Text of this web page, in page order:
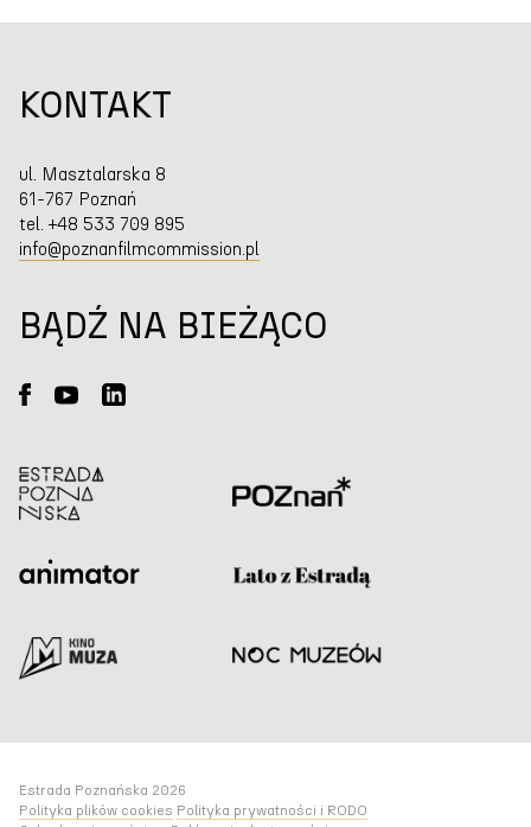
KONTAKT
ul. Masztalarska 8
61-767 Poznań
tel. +48 533 709 895
info@poznanfilmcommission.pl
BĄDŹ NA BIEŻĄCO
Estrada Poznańska 2026
Polityka plików cookies Polityka prywatności i RODO